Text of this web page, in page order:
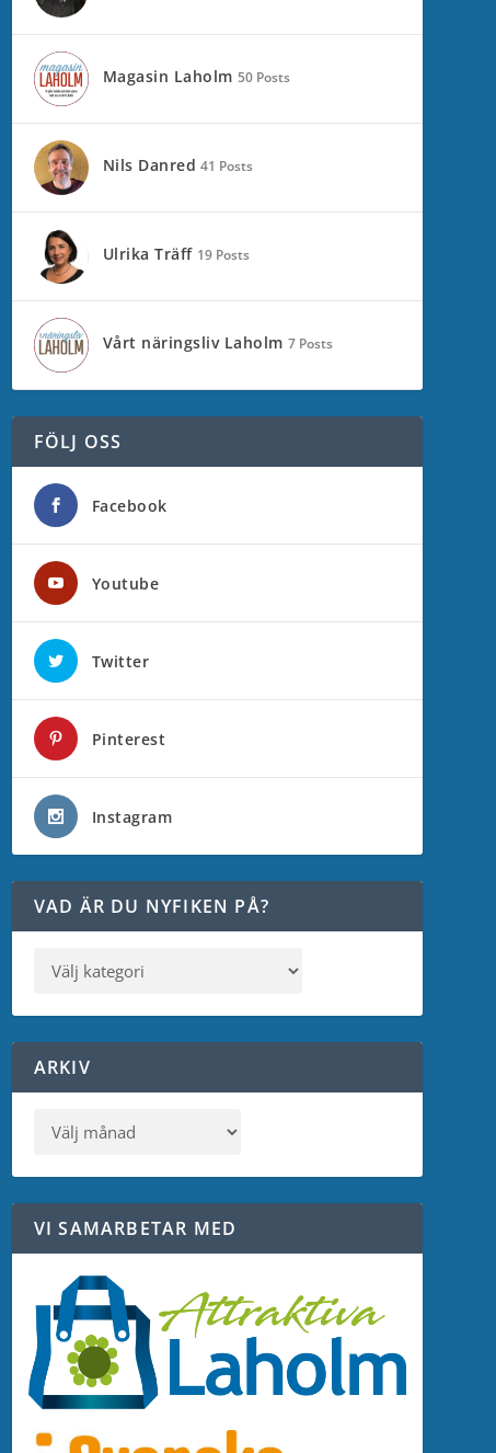
Magasin Laholm 50 Posts
Nils Danred 41 Posts
Ulrika Träff 19 Posts
Vårt näringsliv Laholm 7 Posts
FÖLJ OSS
Facebook
Youtube
Twitter
Pinterest
Instagram
VAD ÄR DU NYFIKEN PÅ?
ARKIV
VI SAMARBETAR MED